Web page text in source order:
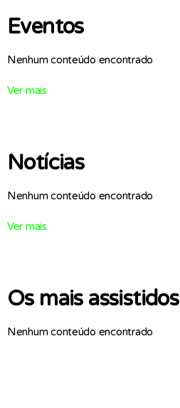
Eventos
Nenhum conteúdo encontrado
Ver mais
Notícias
Nenhum conteúdo encontrado
Ver mais
Os mais assistidos
Nenhum conteúdo encontrado